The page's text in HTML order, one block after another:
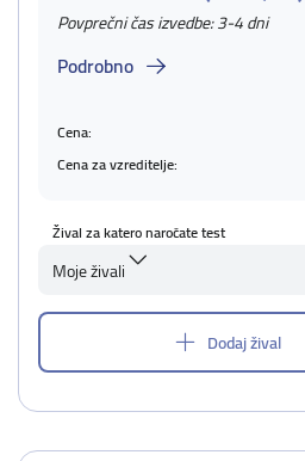
Povprečni čas izvedbe: 3-4 dni
Podrobno
Cena:
Cena za vzreditelje:
Žival za katero naročate test
Moje živali
Dodaj žival